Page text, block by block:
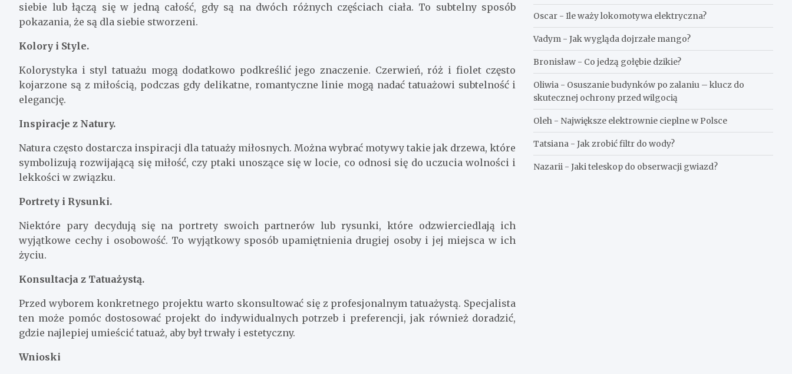
siebie lub łączą się w jedną całość, gdy są na dwóch różnych częściach ciała. To subtelny sposób
pokazania, że są dla siebie stworzeni.
Kolory i Style.
Kolorystyka i styl tatuażu mogą dodatkowo podkreślić jego znaczenie. Czerwień, róż i fiolet często
kojarzone są z miłością, podczas gdy delikatne, romantyczne linie mogą nadać tatuażowi subtelność i
elegancję.
Inspiracje z Natury.
Natura często dostarcza inspiracji dla tatuaży miłosnych. Można wybrać motywy takie jak drzewa, które
symbolizują rozwijającą się miłość, czy ptaki unoszące się w locie, co odnosi się do uczucia wolności i
lekkości w związku.
Portrety i Rysunki.
Niektóre pary decydują się na portrety swoich partnerów lub rysunki, które odzwierciedlają ich
wyjątkowe cechy i osobowość. To wyjątkowy sposób upamiętnienia drugiej osoby i jej miejsca w ich
życiu.
Konsultacja z Tatuażystą.
Przed wyborem konkretnego projektu warto skonsultować się z profesjonalnym tatuażystą. Specjalista
ten może pomóc dostosować projekt do indywidualnych potrzeb i preferencji, jak również doradzić,
gdzie najlepiej umieścić tatuaż, aby był trwały i estetyczny.
Wnioski
Oscar -Ile waży lokomotywa elektryczna?
Vadym -Jak wygląda dojrzałe mango?
Bronisław - Co jedzą gołębie dzikie?
Oliwia - Osuszanie budynków po zalaniu – klucz do
skutecznej ochrony przed wilgocią
Oleh - Największe elektrownie cieplne w Polsce
Tatsiana -Jak zrobić filtr do wody?
Nazarii -Jaki teleskop do obserwacji gwiazd?